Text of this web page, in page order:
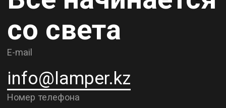
Контакты
Доставка и самовывоз
Адрес шоурума в г. Алматы
г. Алматы, ул. Шевченко, д.204,
к5
Адрес шоурума в г. Астана